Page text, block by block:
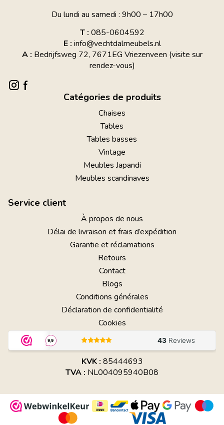
Du lundi au samedi : 9h00 – 17h00
T : 085-0604592
E : info@vechtdalmeubels.nl
A : Bedrijfsweg 72, 7671EG Vriezenveen (visite sur
rendez-vous)
Catégories de produits
Chaises
Tables
Tables basses
Vintage
Meubles Japandi
Meubles scandinaves
Service client
À propos de nous
Délai de livraison et frais d’expédition
Garantie et réclamations
Retours
Contact
Blogs
Conditions générales
Déclaration de confidentialité
Cookies
KVK : 85444693
TVA : NL004095940B08